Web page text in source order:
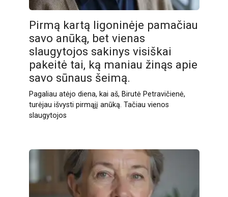
Pirmą kartą ligoninėje pamačiau
savo anūką, bet vienas
slaugytojos sakinys visiškai
pakeitė tai, ką maniau žinąs apie
savo sūnaus šeimą.
Pagaliau atėjo diena, kai aš, Birutė Petravičienė,
turėjau išvysti pirmąjį anūką. Tačiau vienos
slaugytojos